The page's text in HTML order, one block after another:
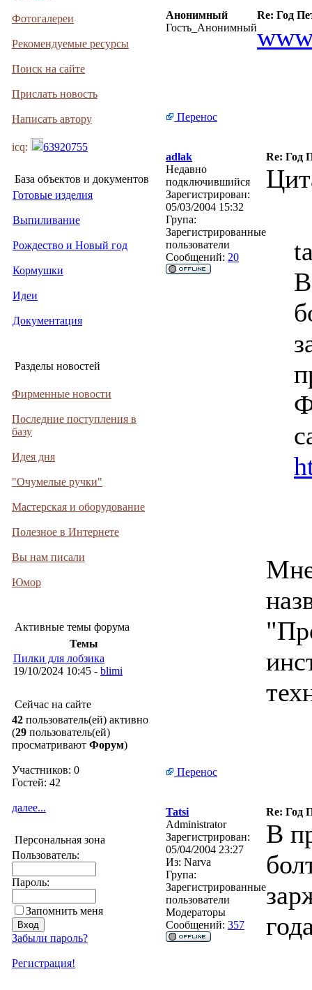
Фотогалереи
Рекомендуемые ресурсы
Поиск на сайте
Прислать новость
Написать автору
icq: 63920755
База объектов и документов
Готовые изделия
Выпиливание
Рождество и Новый год
Кормушки
Идеи
Документация
Разделы новостей
Фирменные новости
Последние поступления в
базу
Идея дня
"Очумелые ручки"
Мастерская и оборудование
Полезное в Интернете
Вы нам писали
Юмор
Активные темы форума
Темы
Пилки для лобзика
19/10/2024 10:45 - blimi
Сейчас на сайте
42 пользователь(ей) активно
(29 пользователь(ей)
просматривают Форум)
Участников: 0
Гостей: 42
далее...
Персональная зона
Пользователь:
Пароль:
Запомнить меня
Забыли пароль?
Регистрация!
Анонимный
Re: Год
Гость_Анонимный
Перенос
adlak
Re: Год
Недавно
подключившийся
Зарегистрирован:
05/03/2004 15:32
Група:
Зарегистрированные
пользователи
Сообщений: 20
Перенос
Tatsi
Re: Год
Administrator
Зарегистрирован:
05/04/2004 23:27
Из: Narva
Група:
Зарегистрированные
пользователи
Модераторы
Сообщений: 357
В